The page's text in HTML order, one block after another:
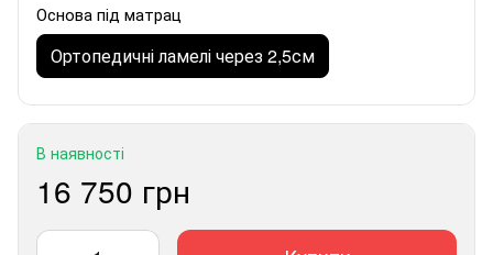
Основа під матрац
Ортопедичні ламелі через 2,5см
В наявності
16 750 грн